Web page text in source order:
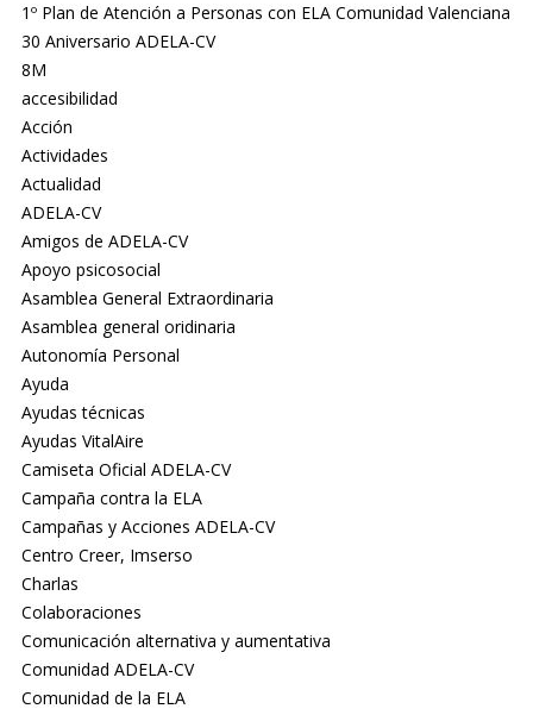
1º Plan de Atención a Personas con ELA Comunidad Valenciana
30 Aniversario ADELA-CV
8M
accesibilidad
Acción
Actividades
Actualidad
ADELA-CV
Amigos de ADELA-CV
Apoyo psicosocial
Asamblea General Extraordinaria
Asamblea general oridinaria
Autonomía Personal
Ayuda
Ayudas técnicas
Ayudas VitalAire
Camiseta Oficial ADELA-CV
Campaña contra la ELA
Campañas y Acciones ADELA-CV
Centro Creer, Imserso
Charlas
Colaboraciones
Comunicación alternativa y aumentativa
Comunidad ADELA-CV
Comunidad de la ELA